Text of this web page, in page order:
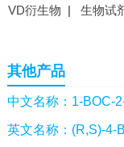
VD衍生物 | 生物试
间体|抗高血压药物
感染药物中间体
体 |抗精神病药物
药中间体|其他原
其他产品
中文名称：1-BOC-
英文名称：(R,S)-4-